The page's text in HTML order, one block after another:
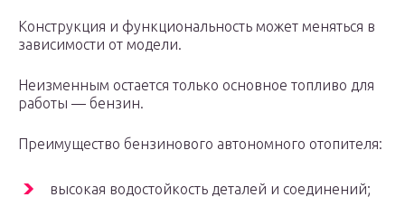
Конструкция и функциональность может меняться в
зависимости от модели.
Неизменным остается только основное топливо для
работы — бензин.
Преимущество бензинового автономного отопителя:
высокая водостойкость деталей и соединений;